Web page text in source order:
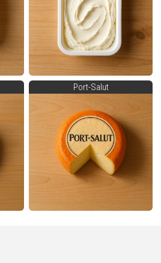
Port-Salut